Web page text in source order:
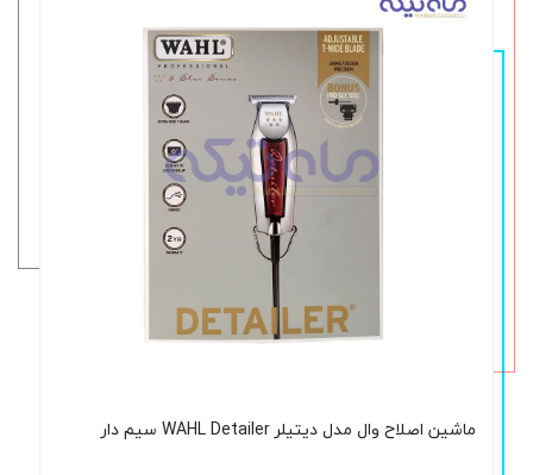
ماشین اصلاح وال مدل دیتیلر WAHL Detailer سیم دار